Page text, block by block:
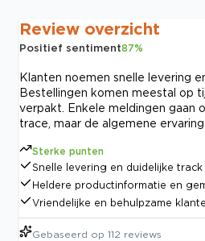
Review overzicht
Positief sentiment87%
Klanten noemen snelle levering
Bestellingen komen meestal op
verpakt. Enkele meldingen gaan
trace, maar de algemene
Sterke punten
Snelle levering en duidelijke
Heldere productinformatie en
Vriendelijke en behulpzame
Gebaseerd op 112 reviews